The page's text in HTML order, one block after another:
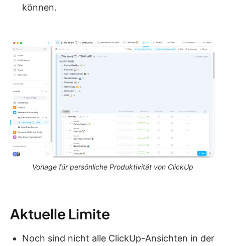
können.
Vorlage für persönliche Produktivität von ClickUp
Aktuelle Limite
Noch sind nicht alle ClickUp-Ansichten in der